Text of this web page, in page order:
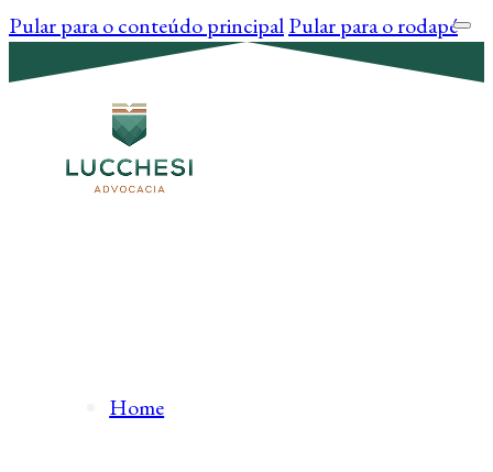
Pular para o conteúdo principalPular para o rodapé
Home